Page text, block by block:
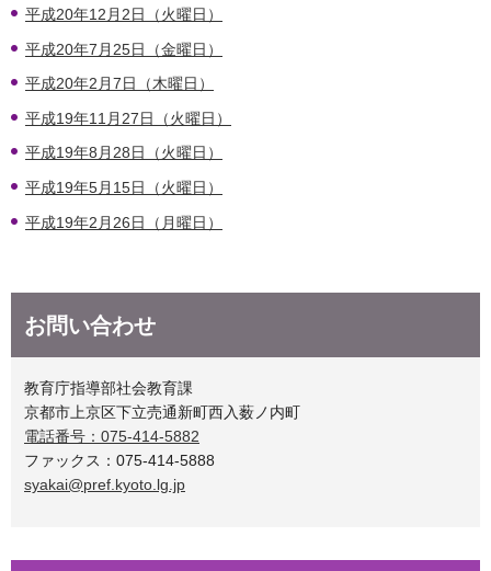
平成20年12月2日（火曜日）
平成20年7月25日（金曜日）
平成20年2月7日（木曜日）
平成19年11月27日（火曜日）
平成19年8月28日（火曜日）
平成19年5月15日（火曜日）
平成19年2月26日（月曜日）
お問い合わせ
教育庁指導部社会教育課
京都市上京区下立売通新町西入薮ノ内町
電話番号：075-414-5882
ファックス：075-414-5888
syakai@pref.kyoto.lg.jp